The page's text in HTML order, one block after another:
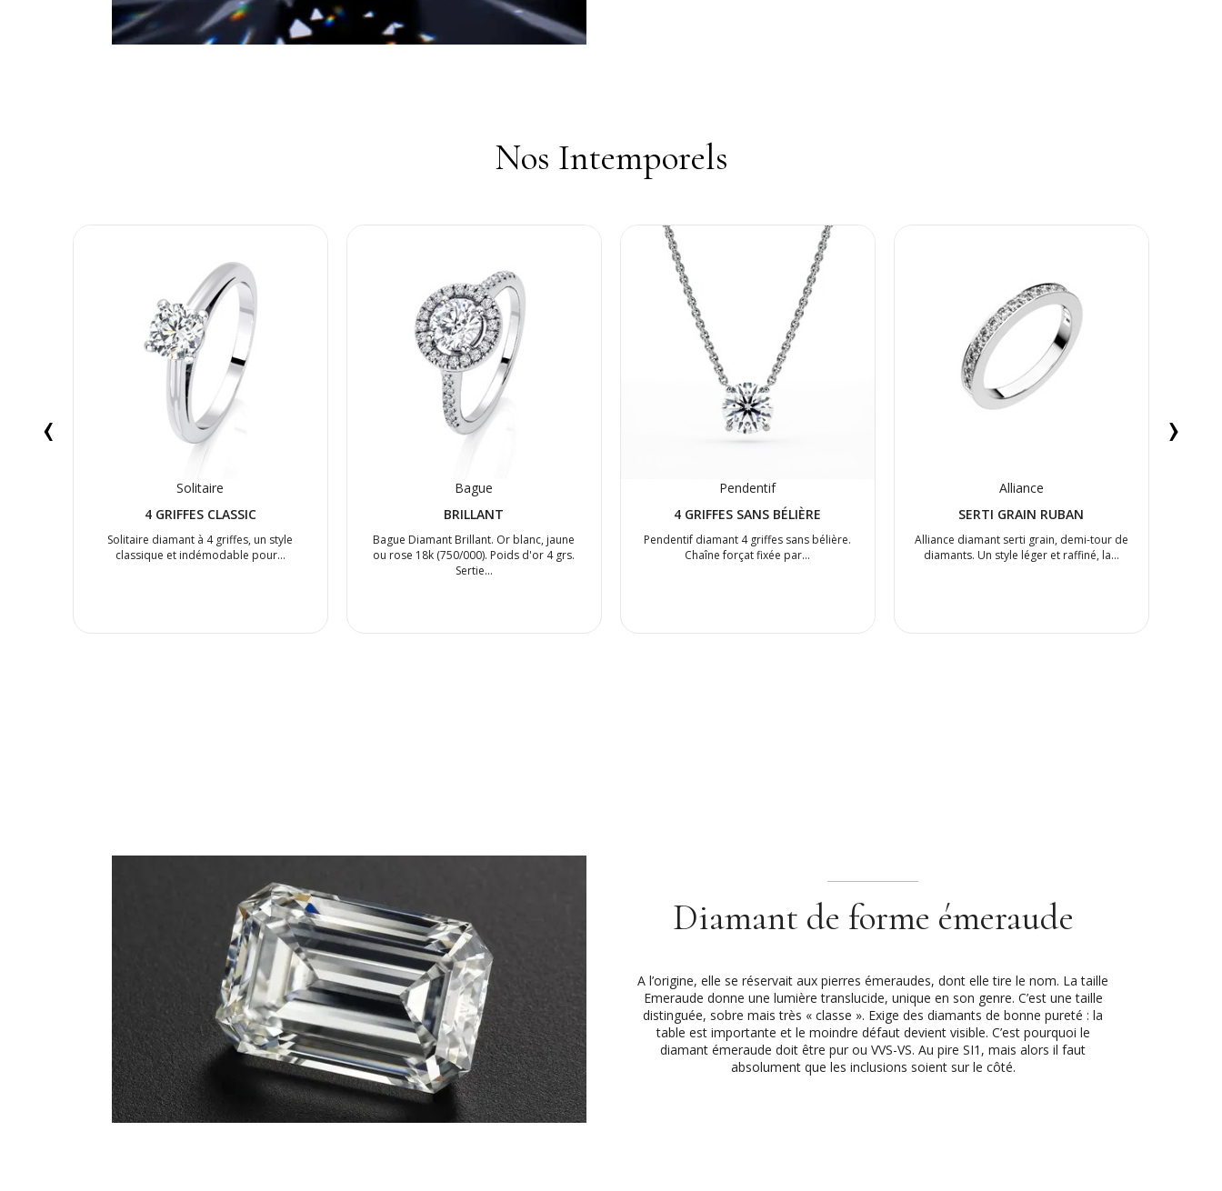
Nos Intemporels
Solitaire
4 GRIFFES CLASSIC
Solitaire diamant à 4 griffes, un style
classique et indémodable pour…
Bague
BRILLANT
Bague Diamant Brillant. Or blanc, jaune
ou rose 18k (750/000). Poids d'or 4 grs.
Sertie…
Pendentif
4 GRIFFES SANS BÉLIÈRE
Pendentif diamant 4 griffes sans bélière.
Chaîne forçat fixée par…
Alliance
SERTI GRAIN RUBAN
Alliance diamant serti grain, demi-tour de
diamants. Un style léger et raffiné, la…
‹ ›
Diamant de forme émeraude
A l’origine, elle se réservait aux pierres émeraudes, dont elle tire le nom. La taille
Emeraude donne une lumière translucide, unique en son genre. C’est une taille
distinguée, sobre mais très « classe ». Exige des diamants de bonne pureté : la
table est importante et le moindre défaut devient visible. C’est pourquoi le
diamant émeraude doit être pur ou VVS-VS. Au pire SI1, mais alors il faut
absolument que les inclusions soient sur le côté.